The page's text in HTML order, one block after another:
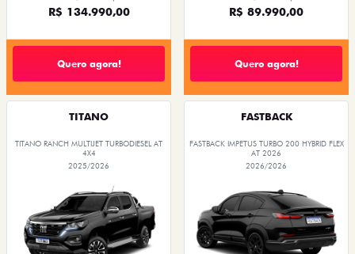
R$ 134.990,00
Quero agora!
R$ 89.990,00
Quero agora!
TITANO
TITANO RANCH MULTIJET TURBODIESEL AT
4X4
2025/2026
FASTBACK
FASTBACK IMPETUS TURBO 200 HYBRID FLEX
AT 2026
2026/2026